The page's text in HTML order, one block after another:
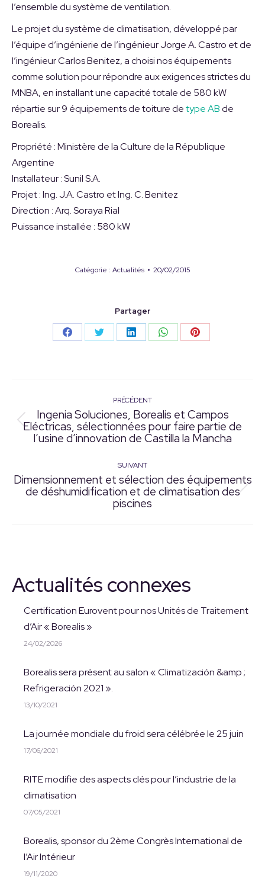
l’ensemble du système de ventilation.
Le projet du système de climatisation, développé par
l’équipe d’ingénierie de l’ingénieur Jorge A. Castro et de
l’ingénieur Carlos Benitez, a choisi nos équipements
comme solution pour répondre aux exigences strictes du
MNBA, en installant une capacité totale de 580 kW
répartie sur 9 équipements de toiture detype ABde
Borealis.
Propriété : Ministère de la Culture de la République
Argentine
Installateur : Sunil S.A.
Projet : Ing. J.A. Castro et Ing. C. Benitez
Direction : Arq. Soraya Rial
Puissance installée : 580 kW
Catégorie : Actualités 20/02/2015
Partager
PartagerPartagerPartagerPartagerPartager
Navigation
article
PRÉCÉDENT
Article
précédent
Ingenia Soluciones, Borealis et Campos
Eléctricas, sélectionnées pour faire partie de
l’usine d’innovation de Castilla la Mancha
SUIVANT
Article
suivant
Dimensionnement et sélection des équipements
de déshumidification et de climatisation des
piscines
Actualités connexes
Certification Eurovent pour nos Unités de Traitement
d’Air « Borealis »
24/02/2026
Borealis sera présent au salon « Climatización &amp ;
Refrigeración 2021 ».
13/10/2021
La journée mondiale du froid sera célébrée le 25 juin
17/06/2021
RITE modifie des aspects clés pour l’industrie de la
climatisation
07/05/2021
Borealis, sponsor du 2ème Congrès International de
l’Air Intérieur
19/11/2020